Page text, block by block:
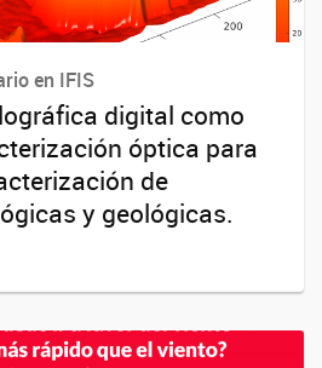
en IFIS
digital como
óptica para
de
y geológicas.